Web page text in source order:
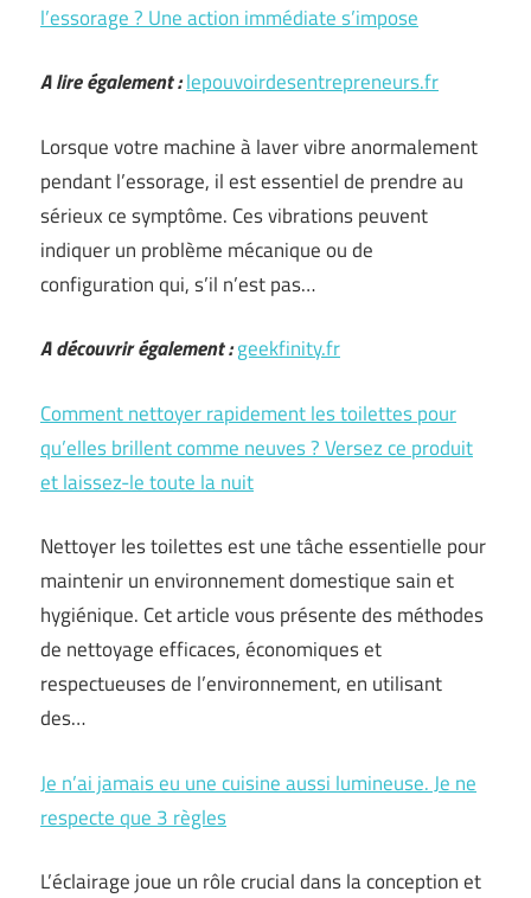
l’essorage ? Une action immédiate s’impose
A lire également :lepouvoirdesentrepreneurs.fr
Lorsque votre machine à laver vibre anormalement
pendant l’essorage, il est essentiel de prendre au
sérieux ce symptôme. Ces vibrations peuvent
indiquer un problème mécanique ou de
configuration qui, s’il n’est pas…
A découvrir également :geekfinity.fr
Comment nettoyer rapidement les toilettes pour
qu’elles brillent comme neuves ? Versez ce produit
et laissez-le toute la nuit
Nettoyer les toilettes est une tâche essentielle pour
maintenir un environnement domestique sain et
hygiénique. Cet article vous présente des méthodes
de nettoyage efficaces, économiques et
respectueuses de l’environnement, en utilisant
des…
Je n’ai jamais eu une cuisine aussi lumineuse. Je ne
respecte que 3 règles
L’éclairage joue un rôle crucial dans la conception et